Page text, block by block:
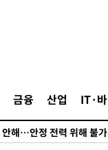
금융 산업 IT·
로 합의" 이란 외무부 대
공…"공산주의가 최대 위
해…안정 전력 위해 불